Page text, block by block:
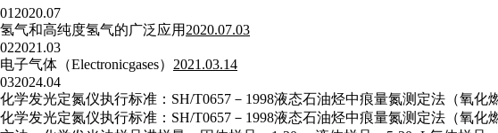
01 2020.07
氢气和高纯度氢气的广泛应用 2020.07.03
022021.03
电子气体（Electronicgases） 2021.03.14
032024.04
化学发光定氮仪执行标准：SH/T0657－1998液态石油烃中痕量氮测定法（氧
化学发光定氮仪执行标准：SH/T0657－1998液态石油烃中痕量氮测定法（氧